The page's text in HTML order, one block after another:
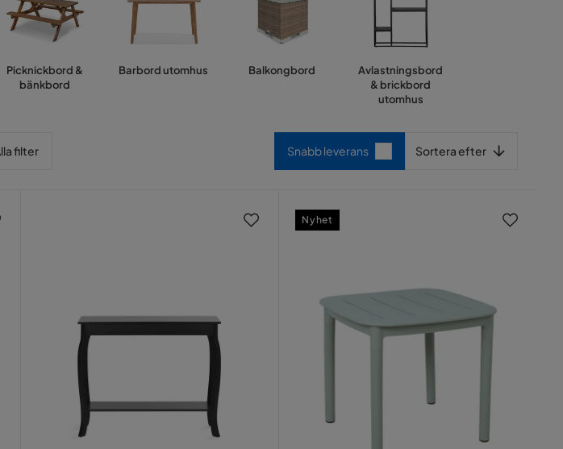
Picknickbord &
bänkbord
Barbord utomhus Balkongbord
Avlastningsbord
& brickbord
utomhus
filter Snabb leverans Sortera efter
Nyhet